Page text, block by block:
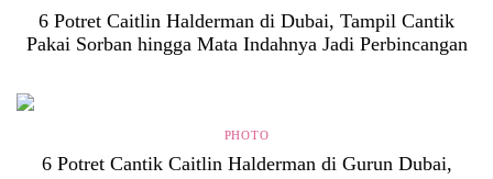
6 Potret Caitlin Halderman di Dubai, Tampil Cantik
Pakai Sorban hingga Mata Indahnya Jadi Perbincangan
PHOTO
6 Potret Cantik Caitlin Halderman di Gurun Dubai,